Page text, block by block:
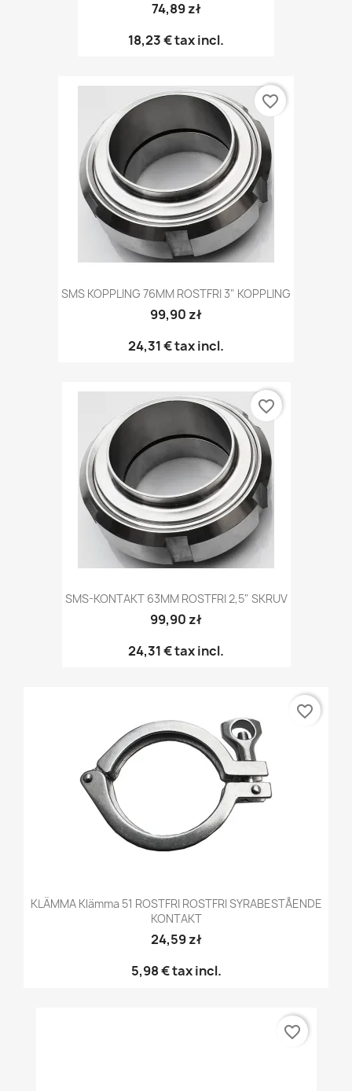
74,89 zł
18,23 €tax incl.
SMS KOPPLING 76MM ROSTFRI 3" KOPPLING
99,90 zł
24,31 €tax incl.
favorite_border
SMS-KONTAKT 63MM ROSTFRI 2,5" SKRUV
99,90 zł
24,31 €tax incl.
favorite_border
KLÄMMA Klämma 51 ROSTFRI ROSTFRI SYRABESTÅENDE
KONTAKT
24,59 zł
5,98 €tax incl.
favorite_border
favorite_border